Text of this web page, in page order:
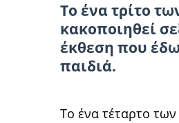
Το ένα τρίτο
κακοποιηθεί
έκθεση που
παιδιά.
Το ένα τέταρτο των